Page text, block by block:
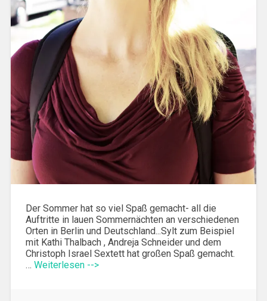
Der Sommer hat so viel Spaß gemacht- all die
Auftritte in lauen Sommernächten an verschiedenen
Orten in Berlin und Deutschland...Sylt zum Beispiel
mit Kathi Thalbach , Andreja Schneider und dem
Christoph Israel Sextett hat großen Spaß gemacht.
… Weiterlesen -->